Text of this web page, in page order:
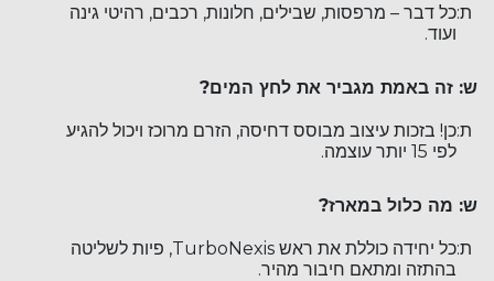
ת:כל דבר – מרפסות, שבילים, חלונות, רכבים, רהיטי גינה
ועוד.
ש: זה באמת מגביר את לחץ המים?
ת:כן! בזכות עיצוב מבוסס דחיסה, הזרם מרוכז ויכול להגיע
לפי 15 יותר עוצמה.
ש: מה כלול במארז?
ת:
כל יחידה כוללת את ראש TurboNexis, פיות לשליטה
בהתזה ומתאם חיבור מהיר.